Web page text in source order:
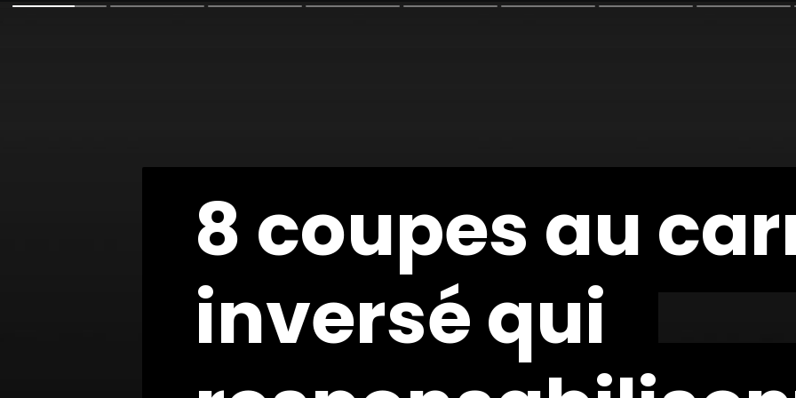
8 coupes au
inversé qui
8 coupes au
inversé qui